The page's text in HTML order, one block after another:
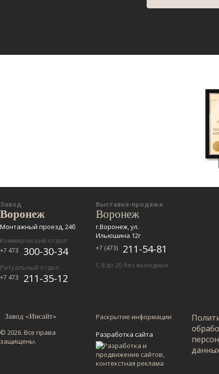
Завод
Воронеж
Монтажный проезд, 24б
Коммерческий отдел:
+7 473 300-30-34
Ритуальный отдел:
+7 473 211-35-12
Выставка-продажа
Воронеж
г.Воронеж, ул.
Ильюшина 12г
+7 (473) 211-54-81
С 8 до 20 без выходных
Завод «Инсайт»
© 2026. Все права
защищены.
Раскрытие информации
Разработка сайта